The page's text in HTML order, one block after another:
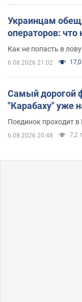
Украинцам
операторов:
Как не попасть в
6.08.2026 21:02
Самый дорогой
"Карабаху" уже
Поединок проходит
6.08.2026 20:48 7,2 т.